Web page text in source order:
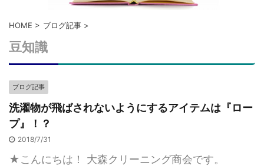
HOME > ブログ記事 >
豆知識
ブログ記事
洗濯物が飛ばされないようにするアイテムは『ロー
プ』！？
2018/7/31
★こんにちは！ 大森クリーニング商会です。